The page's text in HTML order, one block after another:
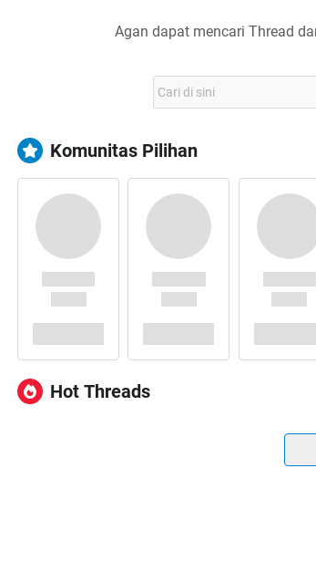
Agan dapat mencari Thread
Komunitas Pilihan
Hot Threads